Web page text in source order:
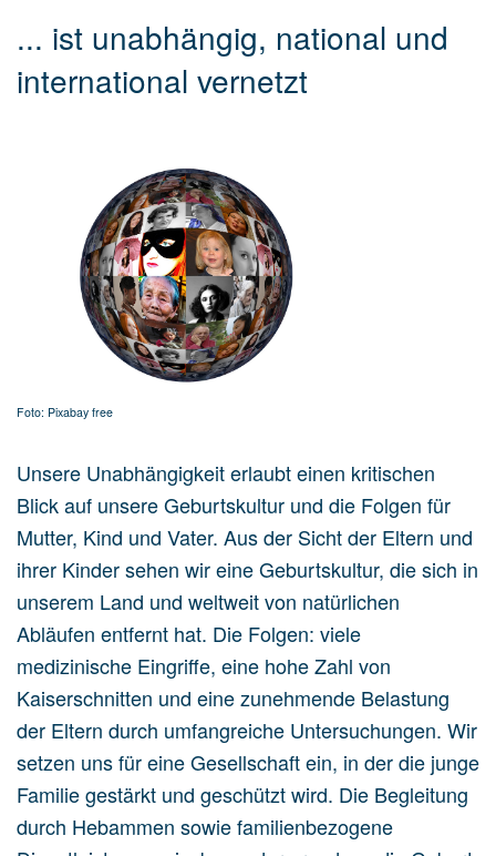
... ist unabhängig, national und
international vernetzt
Foto: Pixabay free
Unsere Unabhängigkeit erlaubt einen kritischen
Blick auf unsere Geburtskultur und die Folgen für
Mutter, Kind und Vater. Aus der Sicht der Eltern und
ihrer Kinder sehen wir eine Geburtskultur, die sich in
unserem Land und weltweit von natürlichen
Abläufen entfernt hat. Die Folgen: viele
medizinische Eingriffe, eine hohe Zahl von
Kaiserschnitten und eine zunehmende Belastung
der Eltern durch umfangreiche Untersuchungen. Wir
setzen uns für eine Gesellschaft ein, in der die junge
Familie gestärkt und geschützt wird. Die Begleitung
durch Hebammen sowie familienbezogene